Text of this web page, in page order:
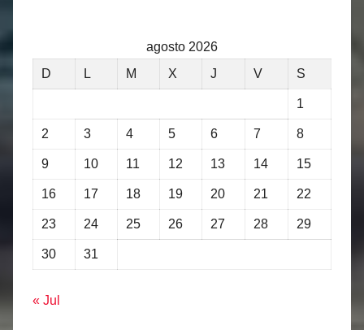
agosto 2026
D
L M X J V S
1
2 3 4 5 6 7 8
9 10 11 12 13 14 15
16 17 18 19 20 21 22
23 24 25 26 27 28 29
30 31
« Jul